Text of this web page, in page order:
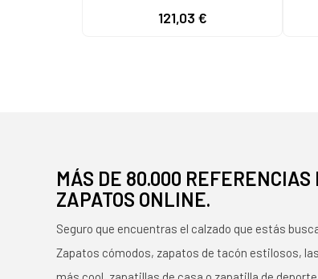
121,03 €
MÁS DE 80.000 REFERENCIAS
ZAPATOS ONLINE.
Seguro que encuentras el calzado que estás
Zapatos cómodos, zapatos de tacón estilosos,